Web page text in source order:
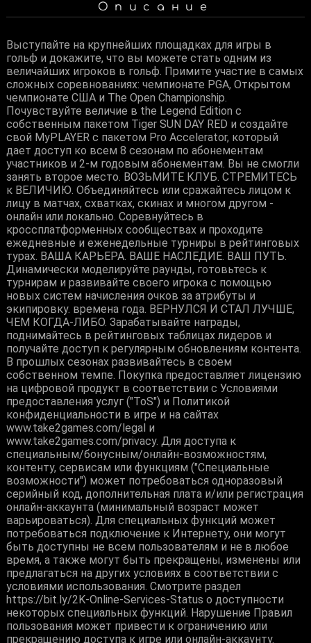
Описание
Выступайте на крупнейших площадках для игры в
гольф и докажите, что вы можете стать одним из
величайших игроков в гольф. Примите участие в самых
сложных соревнованиях: чемпионате PGA, Открытом
чемпионате США и The Open Championship.
Почувствуйте величие в the Legend Edition с
собственным пакетом Tiger SUN DAY RED и создайте
свой MyPLAYER с пакетом Pro Accelerator, который
дает доступ ко всем 8 сезонам по абонементам
участников и 2-м годовым абонементам. Вы не смогли
занять второе место. ВОЗЬМИТЕ КЛУБ. СТРЕМИТЕСЬ
к ВЕЛИЧИЮ. Объединяйтесь или сражайтесь лицом к
лицу в матчах, схватках, скинах и многом другом -
онлайн или локально. Соревнуйтесь в
кроссплатформенных сообществах и проходите
ежедневные и еженедельные турниры в рейтинговых
турах. ВАША КАРЬЕРА. ВАШЕ НАСЛЕДИЕ. ВАШ ПУТЬ.
Динамически моделируйте раунды, готовьтесь к
турнирам и развивайте своего игрока с помощью
новых систем начисления очков за атрибуты и
экипировку. времена года. ВЕРНУЛСЯ И СТАЛ ЛУЧШЕ,
ЧЕМ КОГДА-ЛИБО. Зарабатывайте награды,
поднимайтесь в рейтинговых таблицах лидеров и
получайте доступ к регулярным обновлениям контента.
В прошлых сезонах развивайтесь в своем
собственном темпе. Покупка предоставляет лицензию
на цифровой продукт в соответствии с Условиями
предоставления услуг ("ToS") и Политикой
конфиденциальности в игре и на сайтах
www.take2games.com/legal и
www.take2games.com/privacy. Для доступа к
специальным/бонусным/онлайн-возможностям,
контенту, сервисам или функциям ("Специальные
возможности") может потребоваться одноразовый
серийный код, дополнительная плата и/или регистрация
онлайн-аккаунта (минимальный возраст может
варьироваться). Для специальных функций может
потребоваться подключение к Интернету, они могут
быть доступны не всем пользователям и не в любое
время, а также могут быть прекращены, изменены или
предлагаться на других условиях в соответствии с
условиями использования. Смотрите раздел
https://bit.ly/2K-Online-Services-Status о доступности
некоторых специальных функций. Нарушение Правил
пользования может привести к ограничению или
прекращению доступа к игре или онлайн-аккаунту.